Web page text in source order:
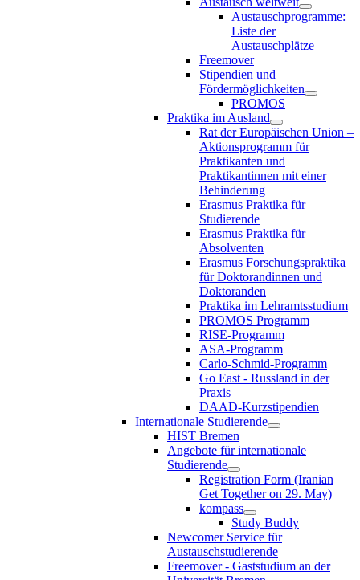
Austauschprogramme:
Liste der
Austauschplätze
Freemover
Stipendien und
Fördermöglichkeiten
PROMOS
Praktika im Ausland
Rat der Europäischen Union –
Aktionsprogramm für
Praktikanten und
Praktikantinnen mit einer
Behinderung
Erasmus Praktika für
Studierende
Erasmus Praktika für
Absolventen
Erasmus Forschungspraktika
für Doktorandinnen und
Doktoranden
Praktika im Lehramtsstudium
PROMOS Programm
RISE-Programm
ASA-Programm
Carlo-Schmid-Programm
Go East - Russland in der
Praxis
DAAD-Kurzstipendien
Internationale Studierende
HIST Bremen
Angebote für internationale
Studierende
Registration Form (Iranian
Get Together on 29. May)
kompass
Study Buddy
Newcomer Service für
Austauschstudierende
Freemover - Gaststudium an der